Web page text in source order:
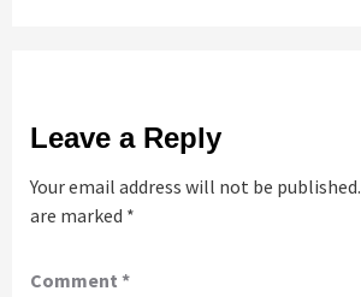
Leave a Reply
Your email address will not be published.
are marked *
Comment *